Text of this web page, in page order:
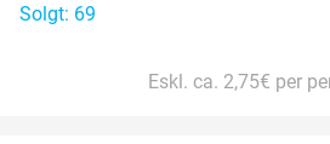
Solgt: 69
Eskl. ca. 2,75€ per